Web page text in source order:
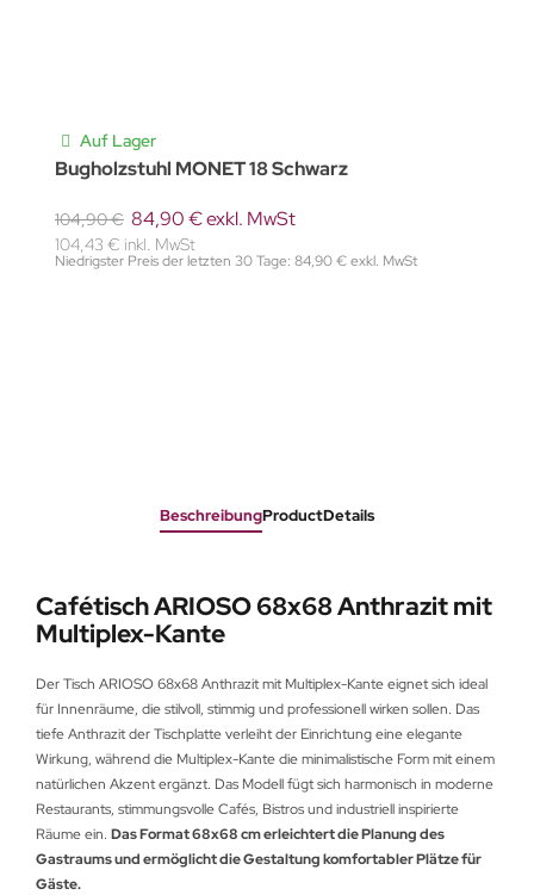
Auf Lager
Bugholzstuhl MONET 18 Schwarz
104,90 € 84,90 € exkl. MwSt
104,43 € inkl. MwSt
Niedrigster Preis der letzten 30 Tage: 84,90 € exkl. MwSt
BeschreibungProductDetails
Cafétisch ARIOSO 68x68 Anthrazit mit
Multiplex-Kante
Der Tisch ARIOSO 68x68 Anthrazit mit Multiplex-Kante eignet sich ideal
für Innenräume, die stilvoll, stimmig und professionell wirken sollen. Das
tiefe Anthrazit der Tischplatte verleiht der Einrichtung eine elegante
Wirkung, während die Multiplex-Kante die minimalistische Form mit einem
natürlichen Akzent ergänzt. Das Modell fügt sich harmonisch in moderne
Restaurants, stimmungsvolle Cafés, Bistros und industriell inspirierte
Räume ein. Das Format 68x68 cm erleichtert die Planung des
Gastraums und ermöglicht die Gestaltung komfortabler Plätze für
Gäste.